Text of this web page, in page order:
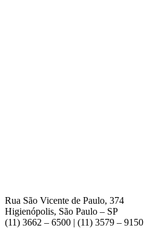
Rua São Vicente de Paulo, 374
Higienópolis, São Paulo – SP
(11) 3662 – 6500 | (11) 3579 – 9150